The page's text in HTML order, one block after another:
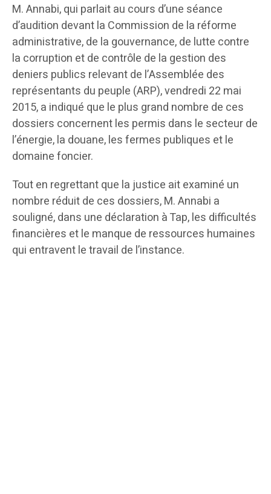
M. Annabi, qui parlait au cours d’une séance
d’audition devant la Commission de la réforme
administrative, de la gouvernance, de lutte contre
la corruption et de contrôle de la gestion des
deniers publics relevant de l’Assemblée des
représentants du peuple (ARP), vendredi 22 mai
2015, a indiqué que le plus grand nombre de ces
dossiers concernent les permis dans le secteur de
l’énergie, la douane, les fermes publiques et le
domaine foncier.
Tout en regrettant que la justice ait examiné un
nombre réduit de ces dossiers, M. Annabi a
souligné, dans une déclaration à Tap, les difficultés
financières et le manque de ressources humaines
qui entravent le travail de l’instance.